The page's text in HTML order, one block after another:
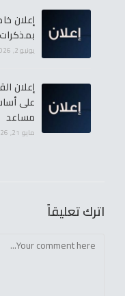
إعلان
يونيو 2, 2026
إعلان
على
مساعد
مايو 21, 2026
اترك تعليقاً